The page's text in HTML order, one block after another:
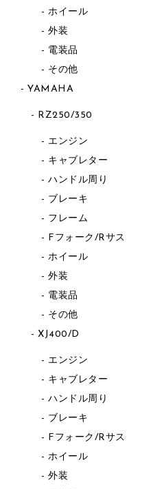
ホイール
外装
電装品
その他
YAMAHA
RZ250/350
エンジン
キャブレター
ハンドル周り
ブレーキ
フレーム
Fフォーク/Rサス
ホイール
外装
電装品
その他
XJ400/D
エンジン
キャブレター
ハンドル周り
ブレーキ
Fフォーク/Rサス
ホイール
外装